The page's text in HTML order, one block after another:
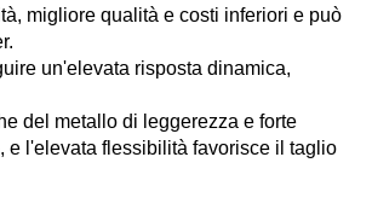
migliore qualità e costi inferiori e può
un'elevata risposta dinamica,
del metallo di leggerezza e forte
e l'elevata flessibilità favorisce il taglio